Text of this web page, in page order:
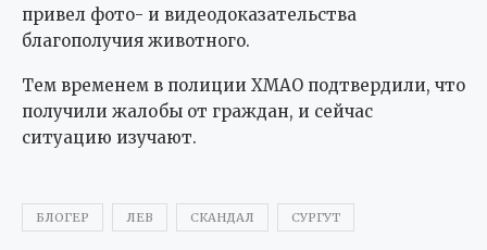
привел фото- и видеодоказательства
благополучия животного.
Тем временем в полиции ХМАО подтвердили, что
получили жалобы от граждан, и сейчас
ситуацию изучают.
БЛОГЕР ЛЕВ СКАНДАЛ СУРГУТ